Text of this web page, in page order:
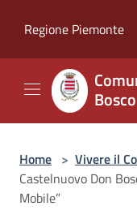
Regione Piemonte
Bosco
Home > Vivere il
Castelnuovo Don
Mobile”